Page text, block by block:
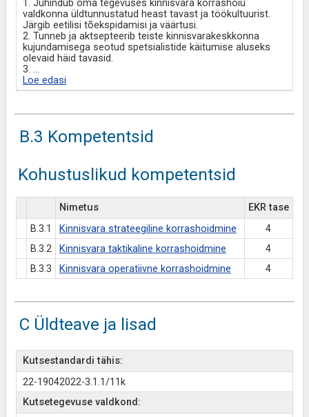
1. Juhindub oma tegevuses kinnisvara korrashoiu
valdkonna üldtunnustatud heast tavast ja töökultuurist.
Järgib eetilisi tõekspidamisi ja väärtusi.
2. Tunneb ja aktsepteerib teiste kinnisvarakeskkonna
kujundamisega seotud spetsialistide käitumise aluseks
olevaid häid tavasid.
3. ...
Loe edasi
B.3 Kompetentsid
Kohustuslikud kompetentsid
Nimetus
EKR tase
B.3.1
Kinnisvara strateegiline korrashoidmine
4
B.3.2
Kinnisvara taktikaline korrashoidmine
4
B.3.3
Kinnisvara operatiivne korrashoidmine 4
C Üldteave ja lisad
Kutsestandardi tähis:
22-19042022-3.1.1/11k
Kutsetegevuse valdkond: